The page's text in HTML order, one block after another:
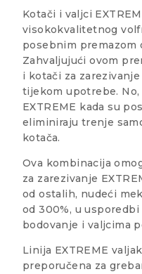
Kotači i valjci
visokokvalitetnog
posebnim premazom
Zahvaljujući ovom
i kotači za
tijekom upotrebe.
EXTREME kada su
eliminiraju trenje
kotača.
Ova kombinacija
za zarezivanje
od ostalih, nudeći
od 300%, u usporedbi
bodovanje i valjcima
Linija EXTREME
preporučena za